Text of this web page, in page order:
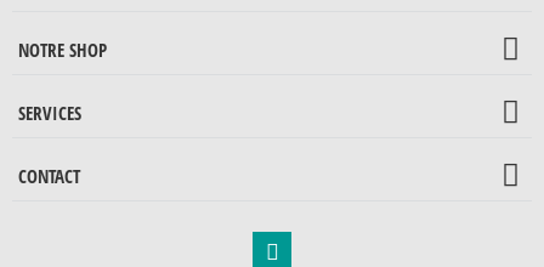
NOTRE SHOP
SERVICES
CONTACT